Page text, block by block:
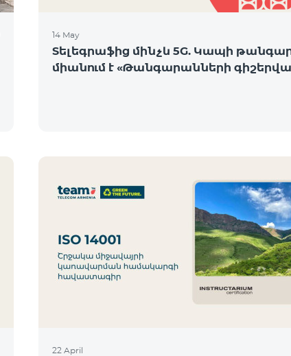
14 May
Տելեգրաֆից մինչև 5G. Կապի
միանում է «Թանգարանների
22 April